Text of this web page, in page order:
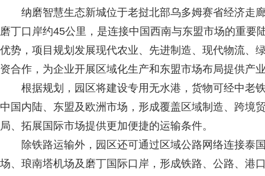
纳磨智慧生态新城位于老挝北部乌多姆赛省经济走
磨丁口岸约45公里，是连接中国西南与东盟市场的重要
优势，项目规划发展现代农业、先进制造、现代物流、
资合作，为企业开展区域化生产和东盟市场布局提供产
根据规划，园区将建设专用无水港，货物可经中老
中国内陆、东盟及欧洲市场，形成覆盖区域制造、跨境
局、拓展国际市场提供更加便捷的运输条件。
除铁路运输外，园区还可通过区域公路网络连接泰
场、琅南塔机场及磨丁国际口岸，形成铁路、公路、港